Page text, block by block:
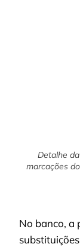
Detalhe
marcações
No banco, a